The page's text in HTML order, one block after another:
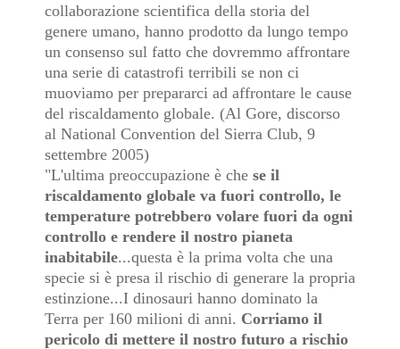
collaborazione scientifica della storia del
genere umano, hanno prodotto da lungo tempo
un consenso sul fatto che dovremmo affrontare
una serie di catastrofi terribili se non ci
muoviamo per prepararci ad affrontare le cause
del riscaldamento globale. (Al Gore, discorso
al National Convention del Sierra Club, 9
settembre 2005)
"L'ultima preoccupazione è che se il
riscaldamento globale va fuori controllo, le
temperature potrebbero volare fuori da ogni
controllo e rendere il nostro pianeta
inabitabile...questa è la prima volta che una
specie si è presa il rischio di generare la propria
estinzione...I dinosauri hanno dominato la
Terra per 160 milioni di anni. Corriamo il
pericolo di mettere il nostro futuro a rischio